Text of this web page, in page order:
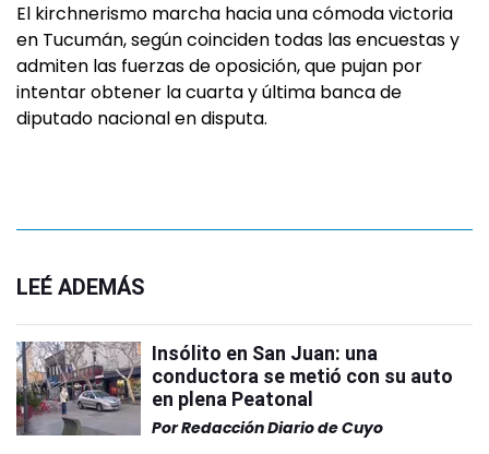
El kirchnerismo marcha hacia una cómoda victoria
en Tucumán, según coinciden todas las encuestas y
admiten las fuerzas de oposición, que pujan por
intentar obtener la cuarta y última banca de
diputado nacional en disputa.
LEÉ ADEMÁS
Insólito en San Juan: una
conductora se metió con su auto
en plena Peatonal
PorRedacción Diario de Cuyo